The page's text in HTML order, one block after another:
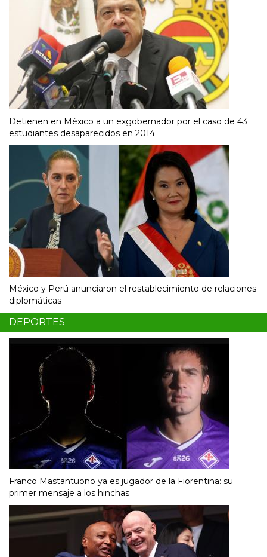
Detienen en México a un exgobernador por el caso de 43
estudiantes desaparecidos en 2014
México y Perú anunciaron el restablecimiento de relaciones
diplomáticas
DEPORTES
Franco Mastantuono ya es jugador de la Fiorentina: su
primer mensaje a los hinchas